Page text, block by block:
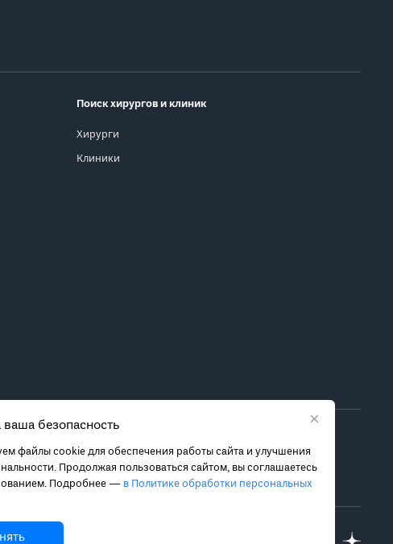
×
безопасность
файлы cookie для обеспечения работы сайта и улучшения
Продолжая пользоваться сайтом, вы соглашаетесь
Подробнее — в Политике обработки персональных
Поиск хирургов и клиник
Хирурги
Клиники
выбора метода лечения обратитесь за консультацией к
и связанных с ними рисках, чтобы принять обоснованное